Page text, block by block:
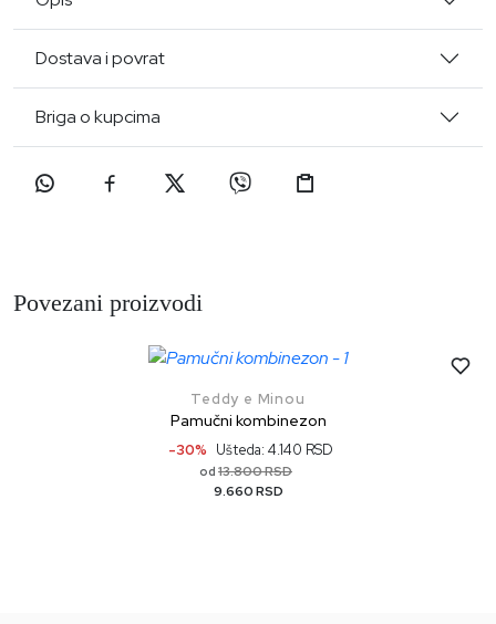
Dostava i povrat
Briga o kupcima
Povezani proizvodi
Teddy e Minou
Pamučni kombinezon
-30% Ušteda: 4.140 RSD
od 13.800 RSD
9.660 RSD